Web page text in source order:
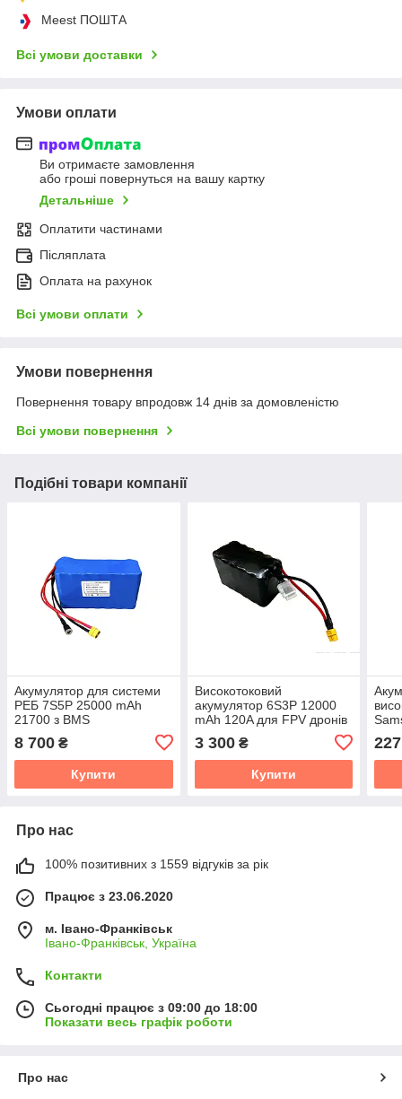
Meest ПОШТА
Всі умови доставки
Умови оплати
Ви отримаєте замовлення
або гроші повернуться на вашу картку
Детальніше
Оплатити частинами
Післяплата
Оплата на рахунок
Всі умови оплати
Умови повернення
Повернення товару впродовж 14 днів за домовленістю
Всі умови повернення
Подібні товари компанії
Акумулятор для системи
РЕБ 7S5P 25000 mAh
21700 з BMS
8 700 ₴
Купити
Високотоковий
акумулятор 6S3P 12000
mAh 120A для FPV дронів
3 300₴
Купити
227
Про нас
100% позитивних з 1559 відгуків за рік
Працює з 23.06.2020
м. Івано-Франківськ
Івано-Франківськ, Україна
Контакти
Сьогодні працює з 09:00 до 18:00
Показати весь графік роботи
Про нас